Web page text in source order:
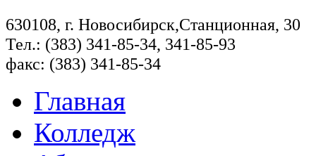
630108, г. Новосибирск,Станционная, 30
Тел.: (383) 341-85-34, 341-85-93
факс: (383) 341-85-34
Главная
Колледж